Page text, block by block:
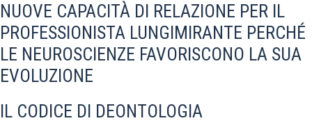
NUOVE CAPACITÀ DI RELAZIONE PER IL
PROFESSIONISTA LUNGIMIRANTE PERCHÉ
LE NEUROSCIENZE FAVORISCONO LA SUA
EVOLUZIONE
IL CODICE DI DEONTOLOGIA